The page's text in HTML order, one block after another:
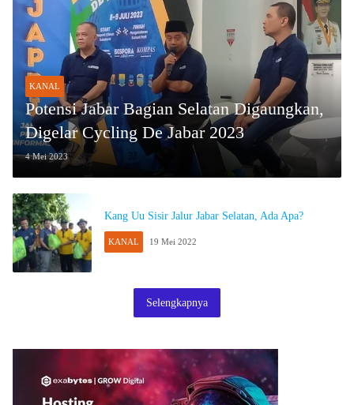
KANAL
Potensi Jabar Bagian Selatan Digaungkan,
Digelar Cycling De Jabar 2023
4 Mei 2023
Kang Uu Sisir Jalur Jabar Selatan, Ada Apa?
KANAL 19 Mei 2022
Selengkapnya